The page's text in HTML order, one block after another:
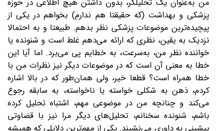
من به‌عنوان یک تحلیلگر، بدون داشتن هیچ اطلاعی در حوزه
پزشکی و بهداشت (که حقیقتا هم ندارم) بخواهم در یکی از
پیچیده‌ترین موضوعات پزشکی نظر بدهم. طبیعتا و به احتمالا
نزدیک به یقین، نظری که ارائه می‌دهم غلط است و شنونده یا
خواننده نظر من، به‌سرعت، به خطایم پی می‌برد. اما آیا این
خطا به معنی آن است که در موضوعات دیگر نیز نظرات من با
خطا همراه است؟ قطعا خیر، ولی همان‌طور که در بالا اشاره
کردم، ذهن‌ به شکلی خواسته یا ناخواسته، به سابقه رجوع
می‌کند و چنانچه من در موضوعی مهم، اشتباه تحلیل کرده
باشم، شنونده سخنانم، تحلیل‌های دیگر مرا نیز با قضاوتی
پیشینی به داوری می‌نشیند. یکی از مهم‌ترین دلایلی که همیشه